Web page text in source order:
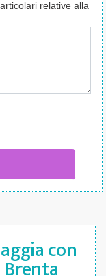
relative alla
con